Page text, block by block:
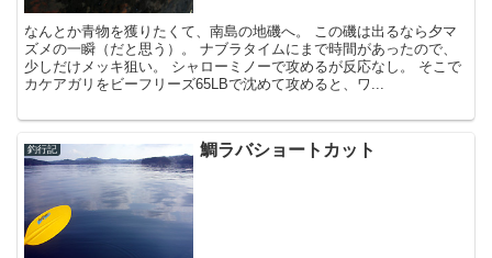
なんとか青物を獲りたくて、南島の地磯へ。 この磯は出るなら夕マ
ズメの一瞬（だと思う）。 ナブラタイムにまで時間があったので、
少しだけメッキ狙い。 シャローミノーで攻めるが反応なし。 そこで
カケアガリをビーフリーズ65LBで沈めて攻めると、ワ...
釣行記 鯛ラバショートカット